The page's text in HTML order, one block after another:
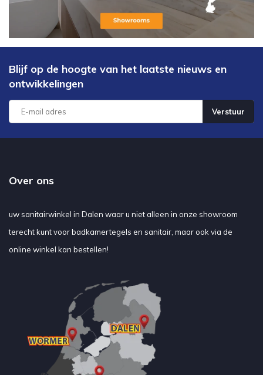
Blijf op de hoogte van het laatste nieuws en
ontwikkelingen
Verstuur
Over ons
uw sanitairwinkel in Dalen waar u niet alleen in onze showroom
terecht kunt voor badkamertegels en sanitair, maar ook via de
online winkel kan bestellen!